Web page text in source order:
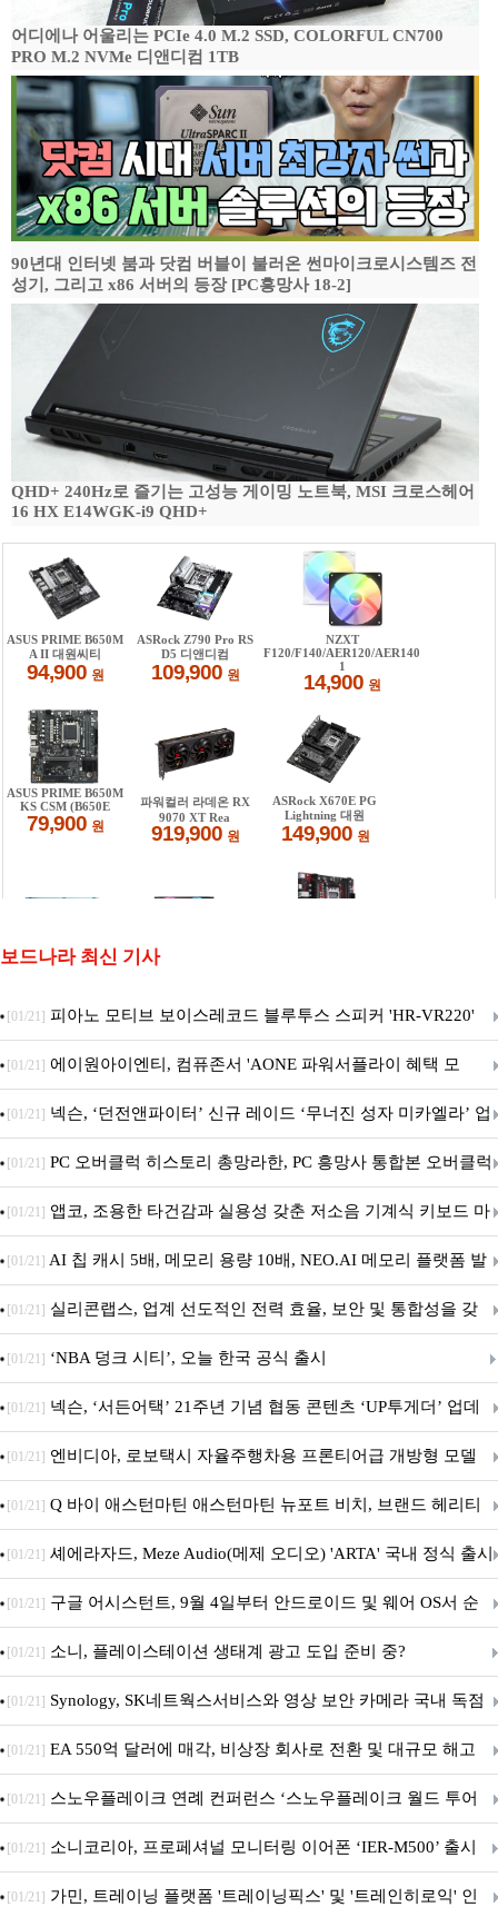
어디에나 어울리는 PCIe 4.0 M.2 SSD, COLORFUL CN700
PRO M.2 NVMe 디앤디컴 1TB
90년대 인터넷 붐과 닷컴 버블이 불러온 썬마이크로시스템즈 전
성기, 그리고 x86 서버의 등장 [PC흥망사 18-2]
QHD+ 240Hz로 즐기는 고성능 게이밍 노트북, MSI 크로스헤어
16 HX E14WGK-i9 QHD+
보드나라 최신 기사
[01/21] 피아노 모티브 보이스레코드 블루투스 스피커 'HR-VR220'
출시
[01/21] 에이원아이엔티, 컴퓨존서 'AONE 파워서플라이 혜택 모
음.ZIP' 이벤트 진행
[01/21] 넥슨, ‘던전앤파이터’ 신규 레이드 ‘무너진 성자 미카엘라’ 업
데이트!
[01/21] PC 오버클럭 히스토리 총망라한, PC 흥망사 통합본 오버클럭
특집(1-4편)
[01/21] 앱코, 조용한 타건감과 실용성 갖춘 저소음 기계식 키보드 마
우스 세트 'KM580' 출시
[01/21] AI 칩 캐시 5배, 메모리 용량 10배, NEO.AI 메모리 플랫폼 발
표
[01/21] 실리콘랩스, 업계 선도적인 전력 효율, 보안 및 통합성을 갖
춘 초저전력 블루투스 LE SoC ‘BG2B’ 공개
[01/21] ‘NBA 덩크 시티’, 오늘 한국 공식 출시
[01/21] 넥슨, ‘서든어택’ 21주년 기념 협동 콘텐츠 ‘UP투게더’ 업데
이트
[01/21] 엔비디아, 로보택시 자율주행차용 프론티어급 개방형 모델
‘알파마요 2 슈퍼’ 상업적 이용 가능
[01/21] Q 바이 애스턴마틴 애스턴마틴 뉴포트 비치, 브랜드 헤리티
지 담은 ‘헤리티지 에디션 컬렉션’ 공개
[01/21] 셰에라자드, Meze Audio(메제 오디오) 'ARTA' 국내 정식 출시
[01/21] 구글 어시스턴트, 9월 4일부터 안드로이드 및 웨어 OS서 순
차 서비스 종료
[01/21] 소니, 플레이스테이션 생태계 광고 도입 준비 중?
[01/21] Synology, SK네트웍스서비스와 영상 보안 카메라 국내 독점
판매 파트너십 체결
[01/21] EA 550억 달러에 매각, 비상장 회사로 전환 및 대규모 해고
전망
[01/21] 스노우플레이크 연례 컨퍼런스 ‘스노우플레이크 월드 투어
서울’ 개최
[01/21] 소니코리아, 프로페셔널 모니터링 이어폰 ‘IER-M500’ 출시
[01/21] 가민, 트레이닝 플랫폼 '트레이닝픽스' 및 '트레인히로익' 인